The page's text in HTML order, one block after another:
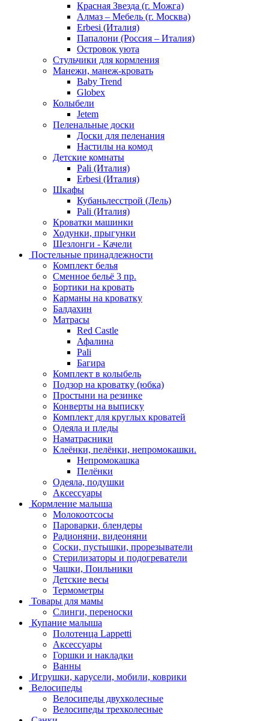
Красная Звезда (г. Можга)
Алмаз – Мебель (г. Москва)
Erbesi (Италия)
Папалони (Россия – Италия)
Островок уюта
Стульчики для кормления
Манежи, манеж-кровать
Baby Trend
Globex
Колыбели
Jetem
Пеленальные доски
Доски для пеленания
Настилы на комод
Детские комнаты
Pali (Италия)
Erbesi (Италия)
Шкафы
Кубаньлесстрой (Лель)
Pali (Италия)
Кроватки машинки
Ходунки, прыгунки
Шезлонги - Качели
Постельные принадлежности
Комплект белья
Сменное бельё 3 пр.
Бортики на кровать
Карманы на кроватку
Балдахин
Матрасы
Red Castle
Афалина
Pali
Багира
Комплект в колыбель
Подзор на кроватку (юбка)
Простыни на резинке
Конверты на выписку
Комплект для круглых кроватей
Одеяла и пледы
Наматрасники
Клеёнки, пелёнки, непромокашки.
Непромокашка
Пелёнки
Одеяла, подушки
Аксессуары
Кормление малыша
Молокоотсосы
Пароварки, блендеры
Радионяни, видеоняни
Соски, пустышки, прорезыватели
Стерилизаторы и подогреватели
Чашки, Поильники
Детские весы
Термометры
Товары для мамы
Слинги, переноски
Купание малыша
Полотенца Lappetti
Аксессуары
Горшки и накладки
Ванны
Игрушки, карусели, мобили, коврики
Велосипеды
Велосипеды двухколесные
Велосипеды трехколесные